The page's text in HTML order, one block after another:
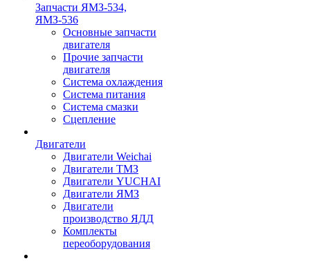
Запчасти ЯМЗ-534,
ЯМЗ-536
Основные запчасти
двигателя
Прочие запчасти
двигателя
Система охлаждения
Система питания
Система смазки
Сцепление
Двигатели
Двигатели Weichai
Двигатели ТМЗ
Двигатели YUCHAI
Двигатели ЯМЗ
Двигатели
производство ЯДД
Комплекты
переоборудования